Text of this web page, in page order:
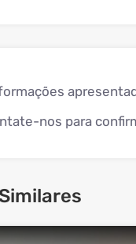
nos para